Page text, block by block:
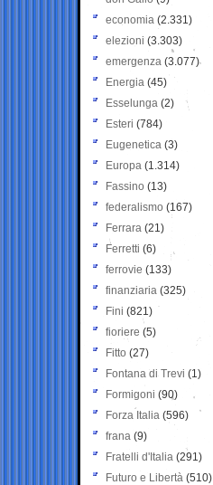
economia (2.331)
elezioni (3.303)
emergenza (3.077)
Energia (45)
Esselunga (2)
Esteri (784)
Eugenetica (3)
Europa (1.314)
Fassino (13)
federalismo (167)
Ferrara (21)
Ferretti (6)
ferrovie (133)
finanziaria (325)
Fini (821)
fioriere (5)
Fitto (27)
Fontana di Trevi (1)
Formigoni (90)
Forza Italia (596)
frana (9)
Fratelli d'Italia (291)
Futuro e Libertà (510)